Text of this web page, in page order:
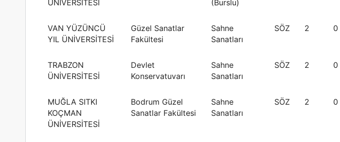
ÜNİVERSİTESİ
(Burslu)
VAN YÜZÜNCÜ
YIL ÜNİVERSİTESİ
Güzel Sanatlar
Fakültesi
Sahne
Sanatları
SÖZ 2 0
TRABZON
ÜNİVERSİTESİ
Devlet
Konservatuvarı
Sahne
Sanatları
SÖZ 2 0
MUĞLA SITKI
KOÇMAN
ÜNİVERSİTESİ
Bodrum Güzel
Sanatlar Fakültesi
Sahne
Sanatları
SÖZ 2 0